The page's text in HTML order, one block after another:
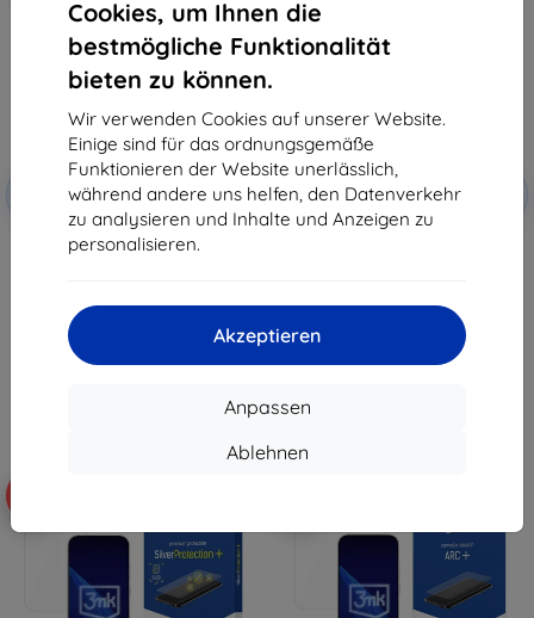
Cookies, um Ihnen die
bestmögliche Funktionalität
bieten zu können.
Wir verwenden Cookies auf unserer Website.
Einige sind für das ordnungsgemäße
Funktionieren der Website unerlässlich,
während andere uns helfen, den Datenverkehr
zu analysieren und Inhalte und Anzeigen zu
personalisieren.
Akzeptieren
Anpassen
Ablehnen
Rabatt
mit
Gutschein
EXTRA10
3mk FlexibleGlass Pro Hybrid
24,22 €
Auf Lager > 5 Stk.
-10%
Rabatt
mit
Gutschein
EXTRA10
11,61 €
Auf Lager 4 Stk.